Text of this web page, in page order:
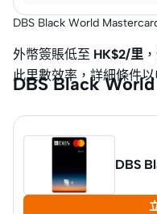
DBS Black World
外幣簽賬低至 HK$2/里
此里數效率，詳細條件以
DBS Black
DBS